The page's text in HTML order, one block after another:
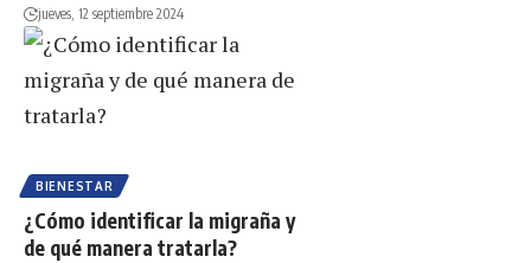
jueves, 12 septiembre 2024
BIENESTAR
¿Cómo identificar la migraña y
de qué manera tratarla?